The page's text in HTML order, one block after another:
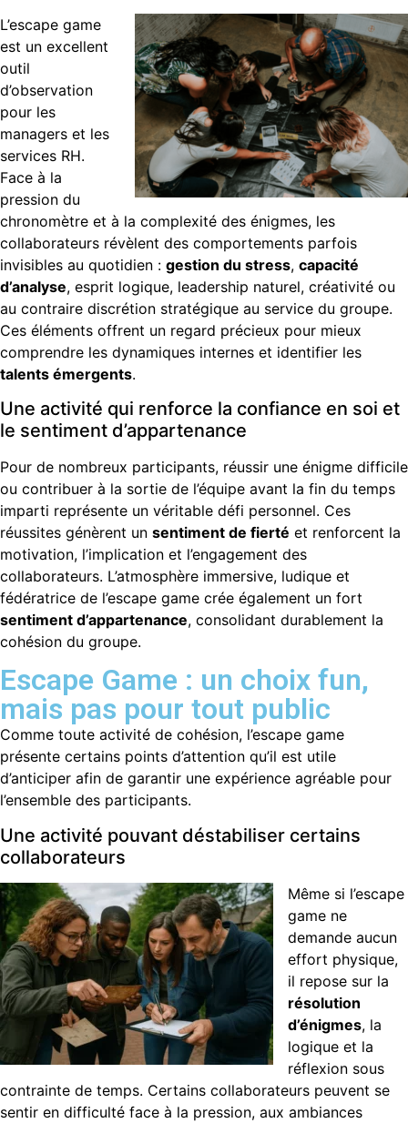
L’escape game
est un excellent
outil
d’observation
pour les
managers et les
services RH.
Face à la
pression du
chronomètre et à la complexité des énigmes, les
collaborateurs révèlent des comportements parfois
invisibles au quotidien : gestion du stress, capacité
d’analyse, esprit logique, leadership naturel, créativité ou
au contraire discrétion stratégique au service du groupe.
Ces éléments offrent un regard précieux pour mieux
comprendre les dynamiques internes et identifier les
talents émergents.
Une activité qui renforce la confiance en soi et
le sentiment d’appartenance
Pour de nombreux participants, réussir une énigme difficile
ou contribuer à la sortie de l’équipe avant la fin du temps
imparti représente un véritable défi personnel. Ces
réussites génèrent un sentiment de fierté et renforcent la
motivation, l’implication et l’engagement des
collaborateurs. L’atmosphère immersive, ludique et
fédératrice de l’escape game crée également un fort
sentiment d’appartenance, consolidant durablement la
cohésion du groupe.
Escape Game : un choix fun,
mais pas pour tout public
Comme toute activité de cohésion, l’escape game
présente certains points d’attention qu’il est utile
d’anticiper afin de garantir une expérience agréable pour
l’ensemble des participants.
Une activité pouvant déstabiliser certains
collaborateurs
Même si l’escape
game ne
demande aucun
effort physique,
il repose sur la
résolution
d’énigmes, la
logique et la
réflexion sous
contrainte de temps. Certains collaborateurs peuvent se
sentir en difficulté face à la pression, aux ambiances